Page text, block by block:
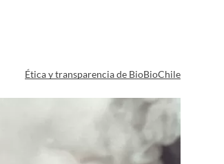
Ética y transparencia de BioBioChile